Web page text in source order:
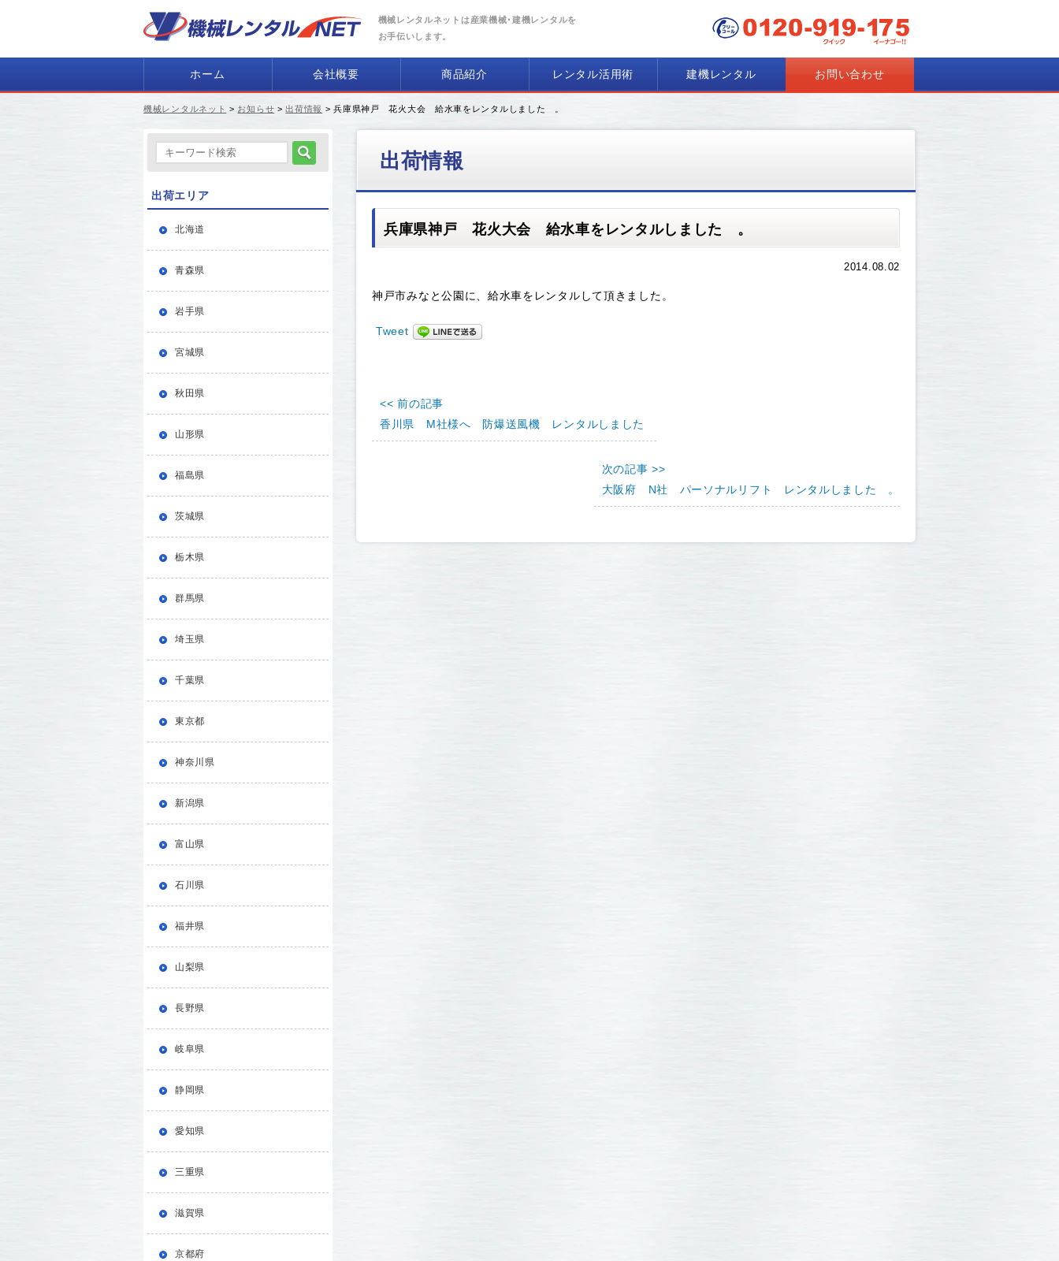
機械レンタルネットは産業機械･建機レンタルを
お手伝いします。
ホーム 会社概要 商品紹介 レンタル活用術 建機レンタル お問い合わせ
機械レンタルネット > お知らせ >出荷情報 > 兵庫県神戸 花火大会 給水車をレンタルしました 。
出荷情報
兵庫県神戸 花火大会 給水車をレンタルしました 。
2014.08.02
神戸市みなと公園に、給水車をレンタルして頂きました。
Tweet
<< 前の記事
香川県 M社様へ 防爆送風機 レンタルしました
次の記事 >>
大阪府 N社 パーソナルリフト レンタルしました 。
出荷エリア
北海道
青森県
岩手県
宮城県
秋田県
山形県
福島県
茨城県
栃木県
群馬県
埼玉県
千葉県
東京都
神奈川県
新潟県
富山県
石川県
福井県
山梨県
長野県
岐阜県
静岡県
愛知県
三重県
滋賀県
京都府